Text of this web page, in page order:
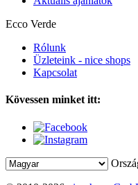
Ecco Verde
Rólunk
Üzleteink - nice shops
Kapcsolat
Kövessen minket itt: